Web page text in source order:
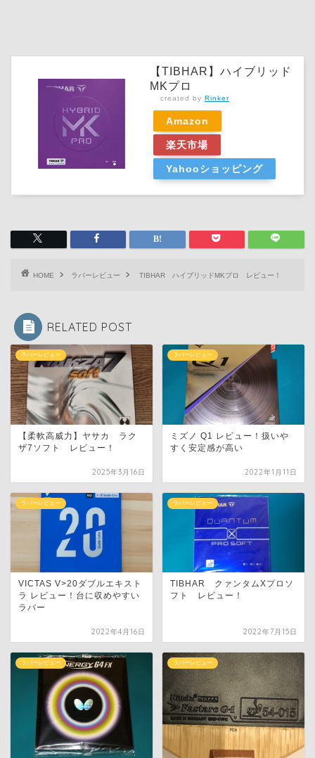
【TIBHAR】ハイブリッド
MKプロ
created by Rinker
Amazon
楽天市場
Yahooショッピング
HOME ラバーレビュー TIBHAR ハイブリッドMKプロ レビュー！
RELATED POST
ラバーレビュー
【柔軟高威力】ヤサカ ラク
ザ7ソフト レビュー！
2025年3月16日
ラバーレビュー
ミズノ Q1 レビュー！扱いや
すく安定感が高い
2022年1月11日
ラバーレビュー
VICTAS V>20ダブルエキスト
ラ レビュー！台に収めやすい
ラバー
2022年4月16日
ラバーレビュー
TIBHAR クァンタムXプロソ
フト レビュー！
2022年7月15日
ラバーレビュー ラバーレビュー